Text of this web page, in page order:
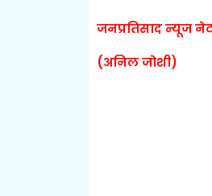
जनप्रतिसाद न्यूज
(अनिल जोशी)